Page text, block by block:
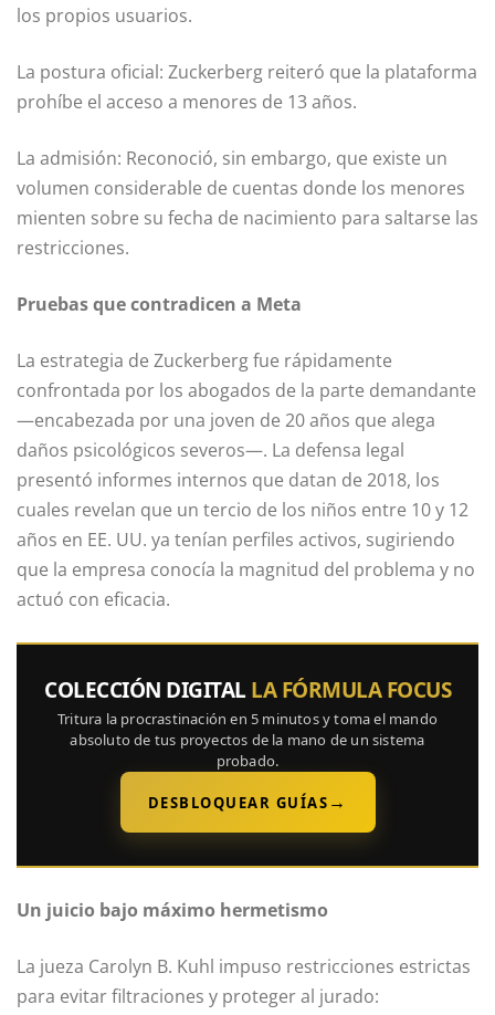
los propios usuarios.
La postura oficial: Zuckerberg reiteró que la plataforma
prohíbe el acceso a menores de 13 años.
La admisión: Reconoció, sin embargo, que existe un
volumen considerable de cuentas donde los menores
mienten sobre su fecha de nacimiento para saltarse las
restricciones.
Pruebas que contradicen a Meta
La estrategia de Zuckerberg fue rápidamente
confrontada por los abogados de la parte demandante
—encabezada por una joven de 20 años que alega
daños psicológicos severos—. La defensa legal
presentó informes internos que datan de 2018, los
cuales revelan que un tercio de los niños entre 10 y 12
años en EE. UU. ya tenían perfiles activos, sugiriendo
que la empresa conocía la magnitud del problema y no
actuó con eficacia.
COLECCIÓN DIGITAL LA FÓRMULA FOCUS
Tritura la procrastinación en 5 minutos y toma el mando
absoluto de tus proyectos de la mano de un sistema
probado.
DESBLOQUEAR GUÍAS →
Un juicio bajo máximo hermetismo
La jueza Carolyn B. Kuhl impuso restricciones estrictas
para evitar filtraciones y proteger al jurado: